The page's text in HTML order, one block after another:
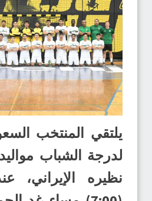
يلتقي المنتخب
نظيره الإيراني،